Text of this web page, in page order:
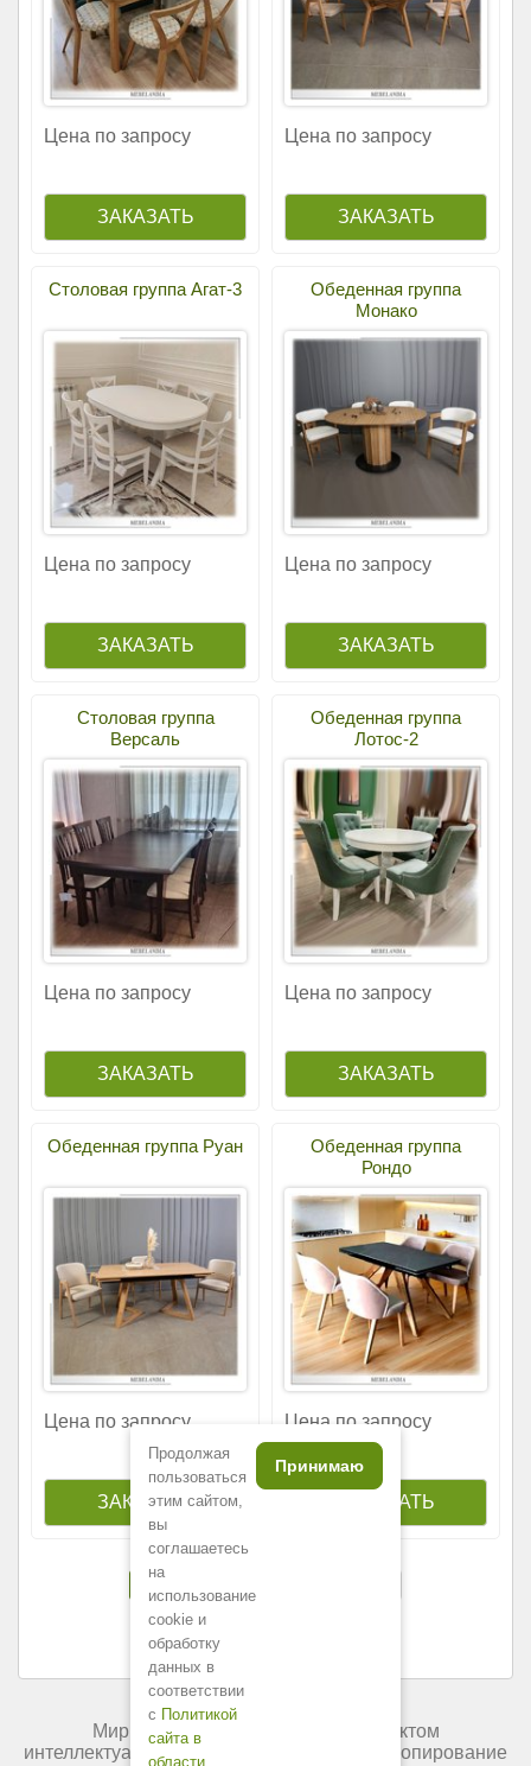
Цена по запросу Цена по запросу
Столовая группа Агат-3
Цена по запросу
Обеденная группа
Монако
Цена по запросу
Столовая группа
Версаль
Цена по запросу
Обеденная группа
Лотос-2
Цена по запросу
Обеденная группа Руан
Цена по запросу
Обеденная группа
Рондо
Цена по запросу
Мир мебели России является объектом
интеллектуальной собственности. Любое копирование
Продолжая
пользоваться
этим сайтом,
вы
соглашаетесь
на
использование
cookie и
обработку
данных в
соответствии
с Политикой
сайта в
области
Принимаю